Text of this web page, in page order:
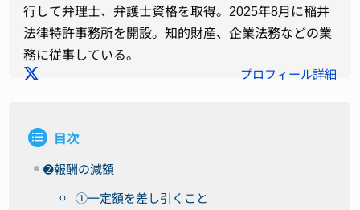
行して弁理士、弁護士資格を取得。2025年8月に稲井
法律特許事務所を開設。知的財産、企業法務などの業
務に従事している。
プロフィール詳細
目次
➋報酬の減額
①一定額を差し引くこと